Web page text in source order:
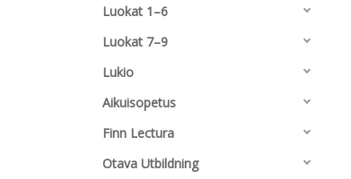
Luokat 1–6
Luokat 7–9
Lukio
Aikuisopetus
Finn Lectura
Otava Utbildning